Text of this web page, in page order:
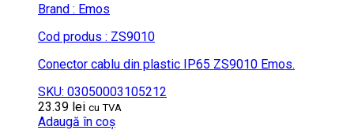
Brand : Emos
Cod produs : ZS9010
Conector cablu din plastic IP65 ZS9010 Emos.
SKU: 03050003105212
23.39 lei cu TVA
Adaugă în coș